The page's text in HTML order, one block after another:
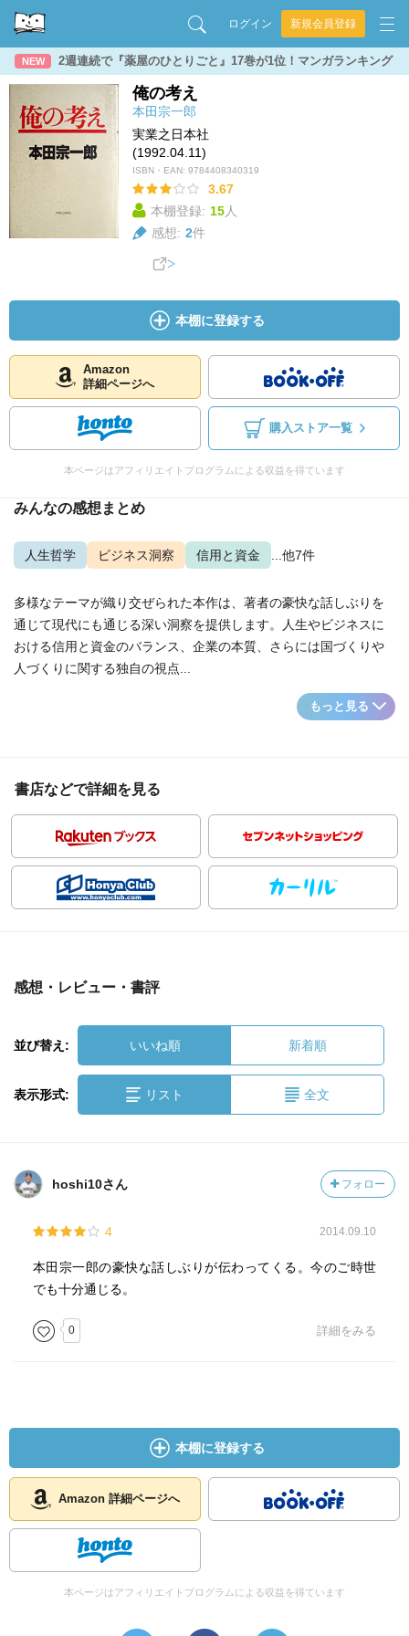
ログイン 新規会員登録
NEW 2週連続で『薬屋のひとりごと』17巻が1位！マンガランキング
俺の考え
本田宗一郎
実業之日本社
(1992.04.11)
ISBN・EAN: 9784408340319
3.67
本棚登録: 15人
感想: 2件
本棚に登録する
Amazon
詳細ページへ
購入ストア一覧
本ページはアフィリエイトプログラムによる収益を得ています
みんなの感想まとめ
人生哲学 ビジネス洞察 信用と資金 ...他7件
多様なテーマが織り交ぜられた本作は、著者の豪快な話しぶりを
通じて現代にも通じる深い洞察を提供します。人生やビジネスに
おける信用と資金のバランス、企業の本質、さらには国づくりや
人づくりに関する独自の視点...
もっと見る
書店などで詳細を見る
感想・レビュー・書評
並び替え: いいね順 新着順
表示形式: リスト 全文
hoshi10さん フォロー
4 2014.09.10
本田宗一郎の豪快な話しぶりが伝わってくる。今のご時世
でも十分通じる。
0 詳細をみる
本棚に登録する
Amazon 詳細ページへ
本ページはアフィリエイトプログラムによる収益を得ています